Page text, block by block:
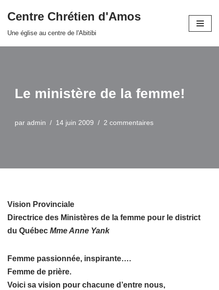
Centre Chrétien d'Amos
Une église au centre de l'Abitibi
Le ministère de la femme!
par admin 14 juin 2009 2 commentaires
Vision Provinciale
Directrice des Ministères de la femme pour le district
du Québec Mme Anne Yank
Femme passionnée, inspirante….
Femme de prière.
Voici sa vision pour chacune d’entre nous,